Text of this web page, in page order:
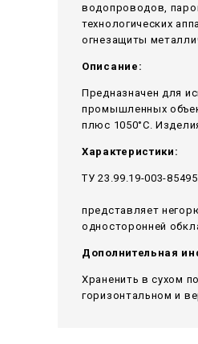
водопроводов,
технологических
огнезащиты
Описание:
Предназначен для
промышленных
плюс 1050°С.
Характеристики:
ТУ 23.99.19-003-
представляет
односторонней
Дополнительная
Храненить в сухом
горизонтальном и